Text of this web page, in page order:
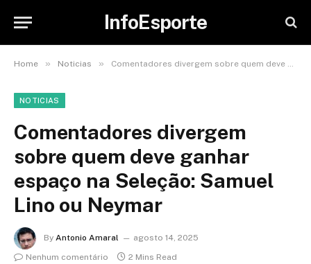
InfoEsporte
Home » Noticias » Comentadores divergem sobre quem deve ganhar espaço na Seleção: Samuel Lino ou Neymar
NOTICIAS
Comentadores divergem
sobre quem deve ganhar
espaço na Seleção: Samuel
Lino ou Neymar
By Antonio Amaral
agosto 14, 2025
Nenhum comentário
2 Mins Read